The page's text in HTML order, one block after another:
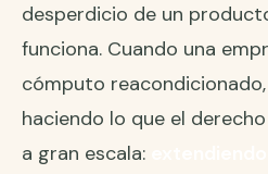
desperdicio de un
funciona. Cuando una
cómputo
haciendo lo que el
a gran escala: